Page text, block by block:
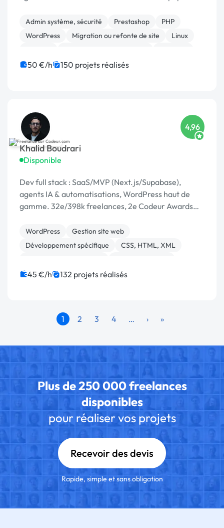
Admin système, sécurité Prestashop
PHP
WordPress
Migration ou refonte de site
Linux
Maintenance
50 €/h 150 projets réalisés
Khalid Boudrari
Disponible
4,96
Dev full stack : SaaS/MVP (Next.js/Supabase),
agents IA & automatisations, WordPress haut de
gamme. 32e/398k freelances, 2e Codeur Awards
WordPress
Gestion site web
Développement spécifique
CSS, HTML, XML
Admin système, sécurité
JavaScript
45 €/h 132 projets réalisés
1 2 3 4 … › »
Plus de 250 000 freelances
disponibles
pour réaliser vos projets
Recevoir des devis
Rapide, simple et sans obligation